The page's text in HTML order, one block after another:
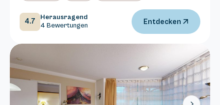
4.7
Herausragend
4 Bewertungen
Entdecken